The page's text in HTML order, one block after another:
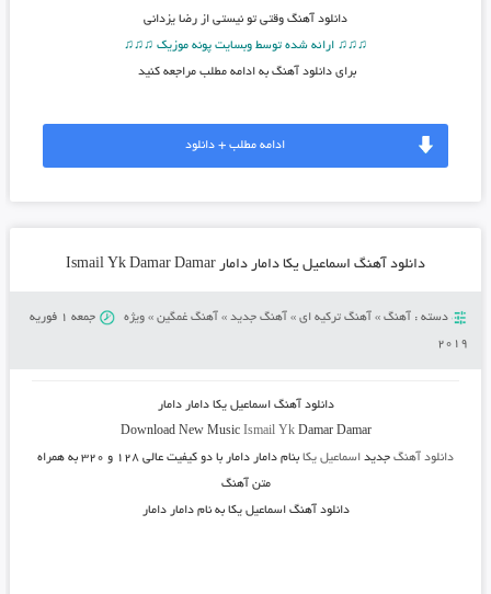
دانلود آهنگوقتی تو نیستی از رضا یزدانی
♫♫♫ ارائه شده توسط وبسایت پونه موزیک ♫♫♫
برای دانلود آهنگ به ادامه مطلب مراجعه کنید
ادامه مطلب + دانلود
دانلود آهنگ اسماعیل یکا دامار دامار Ismail Yk Damar Damar
دسته : آهنگ» آهنگ ترکیه ای» آهنگ جدید» آهنگ غمگین» ویژه
جمعه 1 فوریه
2019
دانلود آهنگاسماعیل یکا دامار دامار
Download New Music Ismail YkDamar Damar
دانلود آهنگجدید اسماعیل یکابنام دامار دامار
با دو کیفیت عالی ۱۲۸ و ۳۲۰ به همراه
متن آهنگ
دانلود آهنگ اسماعیل یکا به نام دامار دامار